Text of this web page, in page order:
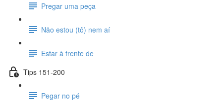
Pregar uma peça
Não estou (tô) nem aí
Estar à frente de
Tips 151-200
Pegar no pé